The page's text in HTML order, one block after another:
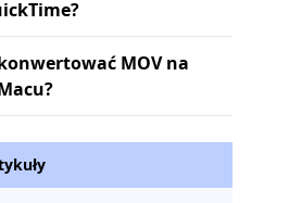
MOV na